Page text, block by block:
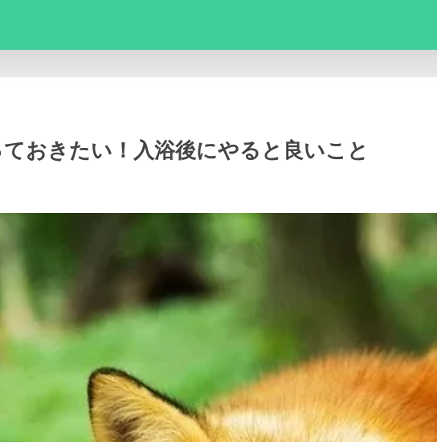
おきたい！入浴後にやると良いこと